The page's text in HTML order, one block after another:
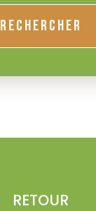
RECHERCHER
RETOUR